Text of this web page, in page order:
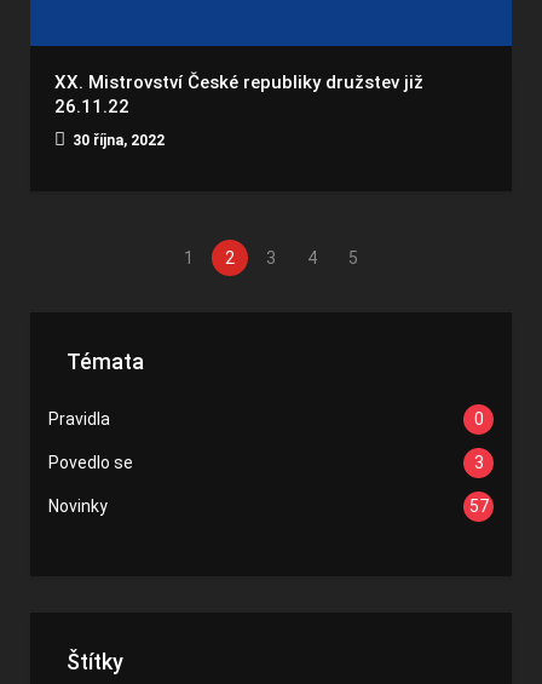
XX. Mistrovství České republiky družstev již
26.11.22
30 října, 2022
1 2 3 4 5
Témata
Pravidla 0
Povedlo se 3
Novinky 57
Štítky